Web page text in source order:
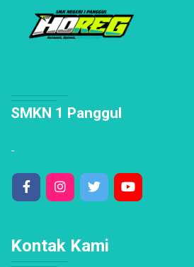
SMKN 1 Panggul
-
Kontak Kami